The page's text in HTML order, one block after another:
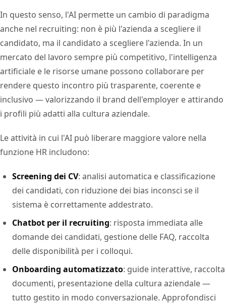
In questo senso, l'AI permette un cambio di paradigma
anche nel recruiting: non è più l'azienda a scegliere il
candidato, ma il candidato a scegliere l'azienda. In un
mercato del lavoro sempre più competitivo, l'intelligenza
artificiale e le risorse umane possono collaborare per
rendere questo incontro più trasparente, coerente e
inclusivo — valorizzando il brand dell'employer e attirando
i profili più adatti alla cultura aziendale.
Le attività in cui l'AI può liberare maggiore valore nella
funzione HR includono:
Screening dei CV: analisi automatica e classificazione
dei candidati, con riduzione dei bias inconsci se il
sistema è correttamente addestrato.
Chatbot per il recruiting: risposta immediata alle
domande dei candidati, gestione delle FAQ, raccolta
delle disponibilità per i colloqui.
Onboarding automatizzato: guide interattive, raccolta
documenti, presentazione della cultura aziendale —
tutto gestito in modo conversazionale. Approfondisci